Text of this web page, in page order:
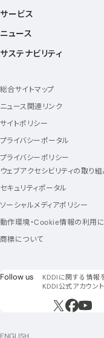
サービス
ニュース
サステナビリティ
総合サイトマップ
ニュース関連リンク
サイトポリシー
プライバシーポータル
プライバシーポリシー
ウェブアクセシビリティの取り組
セキュリティポータル
ソーシャルメディアポリシー
動作環境・Cookie情報の利用
商標について
Follow us フォローアス
KDDIに関する情報
KDDI公式アカウント
新規ウィンド
新規ウィ
新規ウ